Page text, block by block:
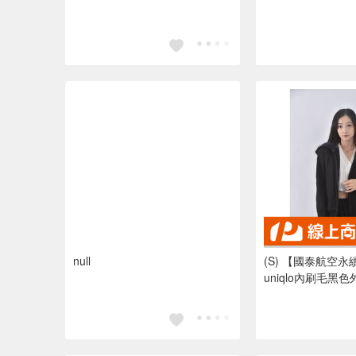
null
(S) 【國泰航空永
uniqlo內刷毛黑色